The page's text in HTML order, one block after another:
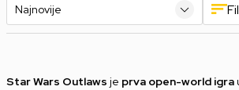
Star Wars Outlaws je prva open-world igra